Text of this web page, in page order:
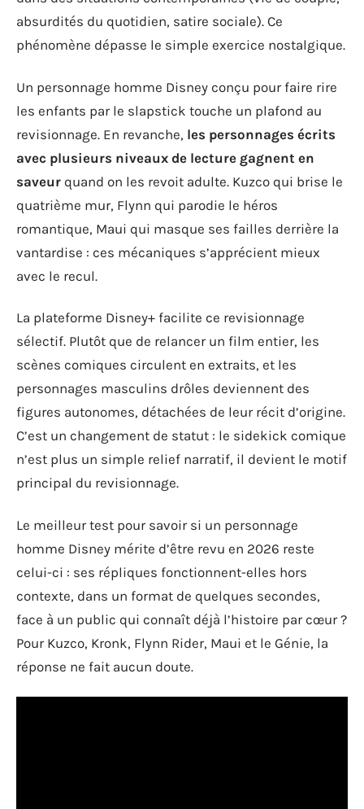
absurdités du quotidien, satire sociale). Ce
phénomène dépasse le simple exercice nostalgique.
Un personnage homme Disney conçu pour faire rire
les enfants par le slapstick touche un plafond au
revisionnage. En revanche, les personnages écrits
avec plusieurs niveaux de lecture gagnent en
saveur quand on les revoit adulte. Kuzco qui brise le
quatrième mur, Flynn qui parodie le héros
romantique, Maui qui masque ses failles derrière la
vantardise : ces mécaniques s’apprécient mieux
avec le recul.
La plateforme Disney+ facilite ce revisionnage
sélectif. Plutôt que de relancer un film entier, les
scènes comiques circulent en extraits, et les
personnages masculins drôles deviennent des
figures autonomes, détachées de leur récit d’origine.
C’est un changement de statut : le sidekick comique
n’est plus un simple relief narratif, il devient le motif
principal du revisionnage.
Le meilleur test pour savoir si un personnage
homme Disney mérite d’être revu en 2026 reste
celui-ci : ses répliques fonctionnent-elles hors
contexte, dans un format de quelques secondes,
face à un public qui connaît déjà l’histoire par cœur ?
Pour Kuzco, Kronk, Flynn Rider, Maui et le Génie, la
réponse ne fait aucun doute.